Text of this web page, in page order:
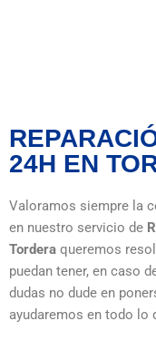
24H EN
Valoramos siempre la
en nuestro servicio de
Tordera queremos
puedan tener, en caso
dudas no dude en
ayudaremos en todo lo